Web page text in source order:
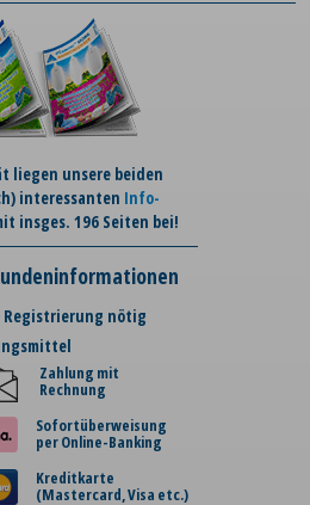
liegen unsere beiden
interessanten Info-
insges. 196 Seiten bei!
Registrierung nötig
Zahlung mit
Rechnung
Sofortüberweisung
per Online-Banking
Kreditkarte
(Mastercard, Visa etc.)